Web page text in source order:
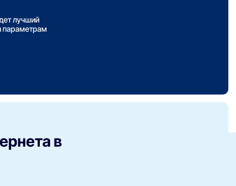
лучший
параметрам
в